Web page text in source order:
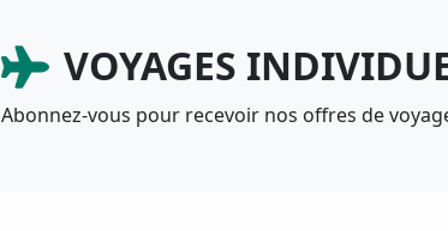
VOYAGES
Abonnez-vous pour recevoir nos offres de